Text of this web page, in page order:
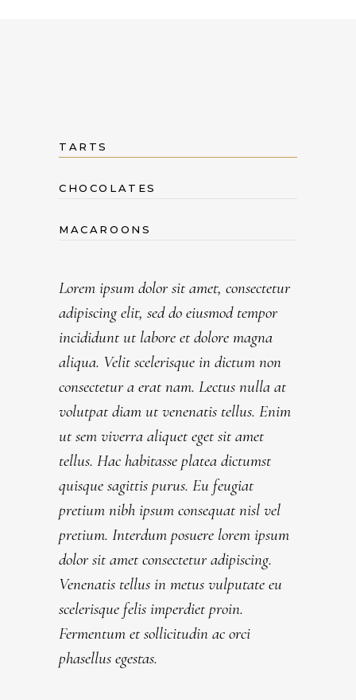
TARTS
CHOCOLATES
MACAROONS
Lorem ipsum dolor sit amet, consectetur
adipiscing elit, sed do eiusmod tempor
incididunt ut labore et dolore magna
aliqua. Velit scelerisque in dictum non
consectetur a erat nam. Lectus nulla at
volutpat diam ut venenatis tellus. Enim
ut sem viverra aliquet eget sit amet
tellus. Hac habitasse platea dictumst
quisque sagittis purus. Eu feugiat
pretium nibh ipsum consequat nisl vel
pretium. Interdum posuere lorem ipsum
dolor sit amet consectetur adipiscing.
Venenatis tellus in metus vulputate eu
scelerisque felis imperdiet proin.
Fermentum et sollicitudin ac orci
phasellus egestas.